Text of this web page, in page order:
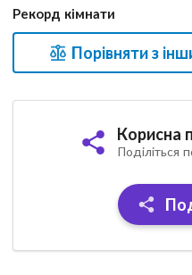
Рекорд кімнати
Порівняти з
Корисна
Поділіться